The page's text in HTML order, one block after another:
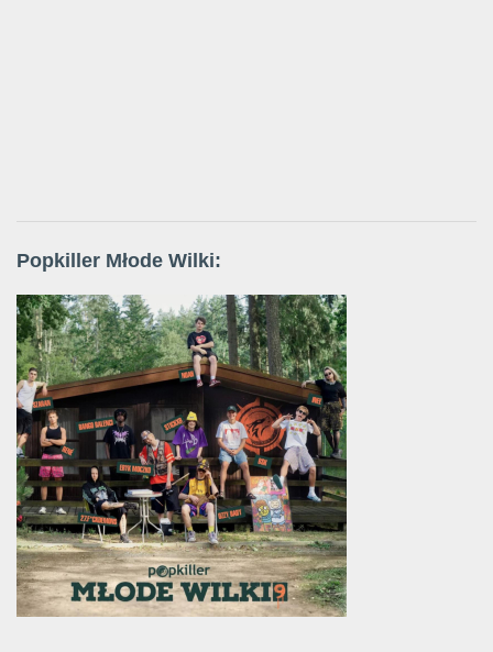
Popkiller Młode Wilki: